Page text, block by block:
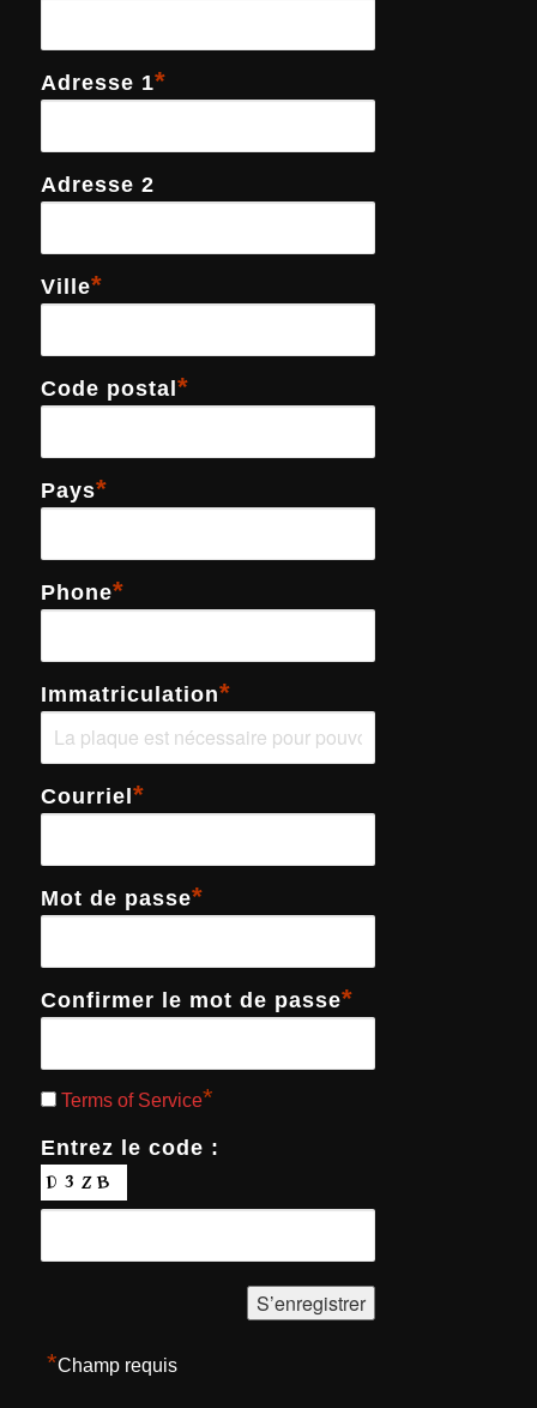
Adresse 1*
Adresse 2
Ville*
Code postal*
Pays*
Phone*
Immatriculation*
Courriel*
Mot de passe*
Confirmer le mot de passe*
Terms of Service*
Entrez le code :
*Champ requis